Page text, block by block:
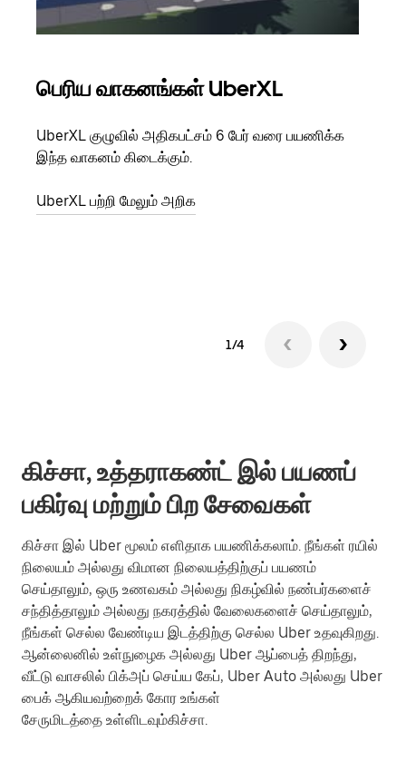
பெரிய வாகனங்கள் UberXL
UberXL குழுவில் அதிகபட்சம் 6 பேர் வரை பயணிக்க
இந்த வாகனம் கிடைக்கும்.
UberXL பற்றி மேலும் அறிக
1/4
கிச்சா, உத்தராகண்ட் இல் பயணப்
பகிர்வு மற்றும் பிற சேவைகள்
கிச்சா இல் Uber மூலம் எளிதாக பயணிக்கலாம். நீங்கள் ரயில்
நிலையம் அல்லது விமான நிலையத்திற்குப் பயணம்
செய்தாலும், ஒரு உணவகம் அல்லது நிகழ்வில் நண்பர்களைச்
சந்தித்தாலும் அல்லது நகரத்தில் வேலைகளைச் செய்தாலும்,
நீங்கள் செல்ல வேண்டிய இடத்திற்கு செல்ல Uber உதவுகிறது.
ஆன்லைனில் உள்நுழைக அல்லது Uber ஆப்பைத் திறந்து,
வீட்டு வாசலில் பிக்அப் செய்ய கேப், Uber Auto அல்லது Uber
பைக் ஆகியவற்றைக் கோர உங்கள்
சேருமிடத்தை உள்ளிடவும்கிச்சா.